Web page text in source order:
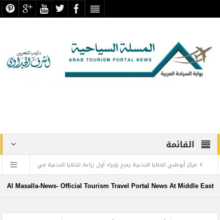
القائمة
مركز أبوظبي للخلايا الجذعية ينجح بإجراء أول زراعة للخلايا الجذعية في
المنطقة لمريضة تعاني من التصلب اللويحي
Al Masalla-News- Official Tourism Travel Portal News At Middle East